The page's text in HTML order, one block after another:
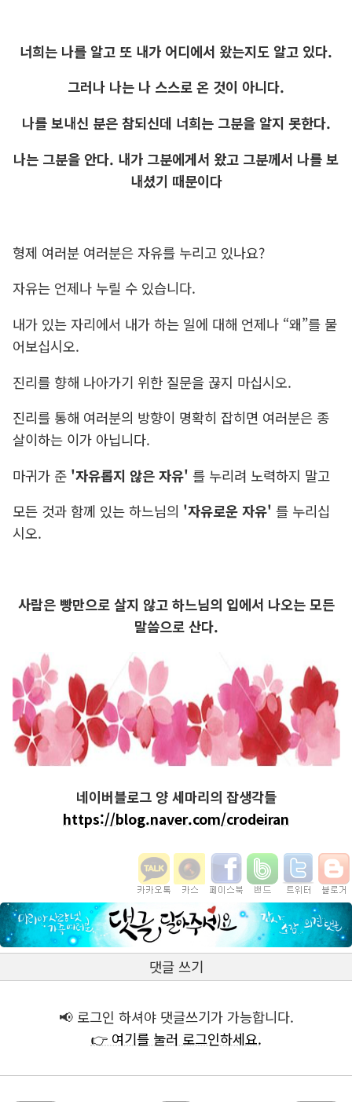
너희는 나를 알고 또 내가 어디에서 왔는지도 알고 있다.
그러나 나는 나 스스로 온 것이 아니다.
나를 보내신 분은 참되신데 너희는 그분을 알지 못한다.
나는 그분을 안다. 내가 그분에게서 왔고 그분께서 나를 보
내셨기 때문이다
형제 여러분 여러분은 자유를 누리고 있나요?
자유는 언제나 누릴 수 있습니다.
내가 있는 자리에서 내가 하는 일에 대해 언제나 “왜”를 물
어보십시오.
진리를 향해 나아가기 위한 질문을 끊지 마십시오.
진리를 통해 여러분의 방향이 명확히 잡히면 여러분은 종
살이하는 이가 아닙니다.
마귀가 준 '자유롭지 않은 자유' 를 누리려 노력하지 말고
모든 것과 함께 있는 하느님의 '자유로운 자유' 를 누리십
시오.
사람은 빵만으로 살지 않고 하느님의 입에서 나오는 모든
말씀으로 산다.
네이버블로그 양 세마리의 잡생각들
https://blog.naver.com/crodeiran
댓글 쓰기
📢 로그인 하셔야 댓글쓰기가 가능합니다.
👉 여기를 눌러 로그인하세요.